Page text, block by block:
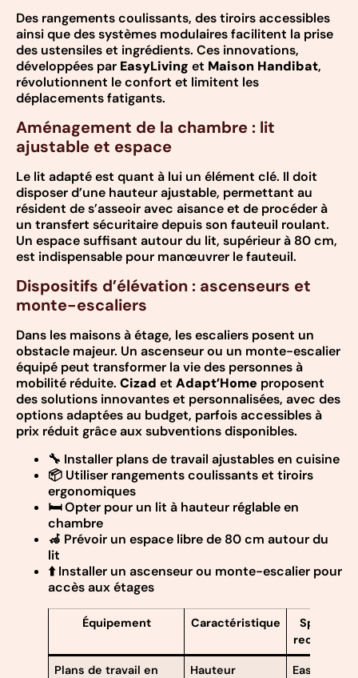
Des rangements coulissants, des tiroirs accessibles
ainsi que des systèmes modulaires facilitent la prise
des ustensiles et ingrédients. Ces innovations,
développées par EasyLiving et Maison Handibat,
révolutionnent le confort et limitent les
déplacements fatigants.
Aménagement de la chambre : lit
ajustable et espace
Le lit adapté est quant à lui un élément clé. Il doit
disposer d’une hauteur ajustable, permettant au
résident de s’asseoir avec aisance et de procéder à
un transfert sécuritaire depuis son fauteuil roulant.
Un espace suffisant autour du lit, supérieur à 80 cm,
est indispensable pour manœuvrer le fauteuil.
Dispositifs d’élévation : ascenseurs et
monte-escaliers
Dans les maisons à étage, les escaliers posent un
obstacle majeur. Un ascenseur ou un monte-escalier
équipé peut transformer la vie des personnes à
mobilité réduite. Cizad et Adapt’Home proposent
des solutions innovantes et personnalisées, avec des
options adaptées au budget, parfois accessibles à
prix réduit grâce aux subventions disponibles.
🔧 Installer plans de travail ajustables en cuisine
📦 Utiliser rangements coulissants et tiroirs
ergonomiques
🛏️ Opter pour un lit à hauteur réglable en
chambre
🦽 Prévoir un espace libre de 80 cm autour du
lit
⬆️ Installer un ascenseur ou monte-escalier pour
accès aux étages
Équipement Caractéristique
Plans de travail en
Hauteur
EasyLiving,